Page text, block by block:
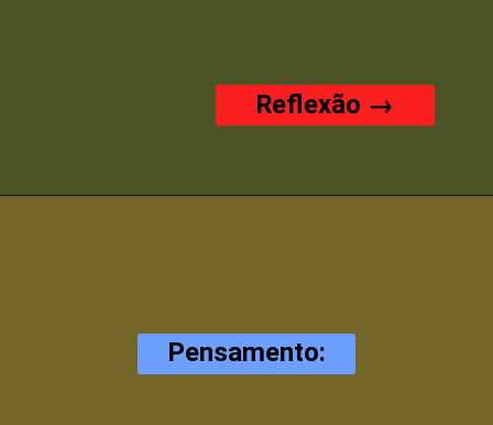
Reflexão →
Pensamento: